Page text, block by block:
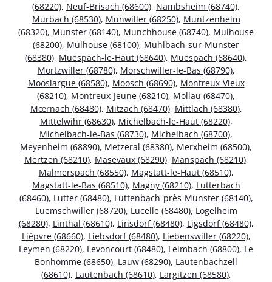
(68220), Neuf-Brisach (68600), Nambsheim (68740),
Murbach (68530), Munwiller (68250), Muntzenheim
(68320), Munster (68140), Munchhouse (68740), Mulhouse
(68200), Mulhouse (68100), Muhlbach-sur-Munster
(68380), Muespach-le-Haut (68640), Muespach (68640),
Mortzwiller (68780), Morschwiller-le-Bas (68790),
Mooslargue (68580), Moosch (68690), Montreux-Vieux
(68210), Montreux-Jeune (68210), Mollau (68470),
Mœrnach (68480), Mitzach (68470), Mittlach (68380),
Mittelwihr (68630), Michelbach-le-Haut (68220),
Michelbach-le-Bas (68730), Michelbach (68700),
Meyenheim (68890), Metzeral (68380), Merxheim (68500),
Mertzen (68210), Masevaux (68290), Manspach (68210),
Malmerspach (68550), Magstatt-le-Haut (68510),
Magstatt-le-Bas (68510), Magny (68210), Lutterbach
(68460), Lutter (68480), Luttenbach-près-Munster (68140),
Luemschwiller (68720), Lucelle (68480), Logelheim
(68280), Linthal (68610), Linsdorf (68480), Ligsdorf (68480),
Lièpvre (68660), Liebsdorf (68480), Liebenswiller (68220),
Leymen (68220), Levoncourt (68480), Leimbach (68800), Le
Bonhomme (68650), Lauw (68290), Lautenbachzell
(68610), Lautenbach (68610), Largitzen (68580),